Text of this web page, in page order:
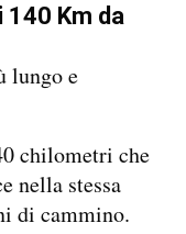
140 Km da
lungo e
chilometri che
nella stessa
di cammino.